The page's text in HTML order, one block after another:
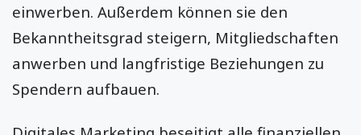
einwerben. Außerdem können sie den
Bekanntheitsgrad steigern, Mitgliedschaften
anwerben und langfristige Beziehungen zu
Spendern aufbauen.